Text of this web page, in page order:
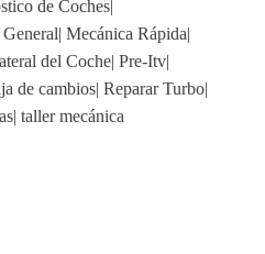
de Coches
| Mecánica Rápida|
del Coche| Pre-Itv|
de cambios| Reparar Turbo|
| taller mecánica